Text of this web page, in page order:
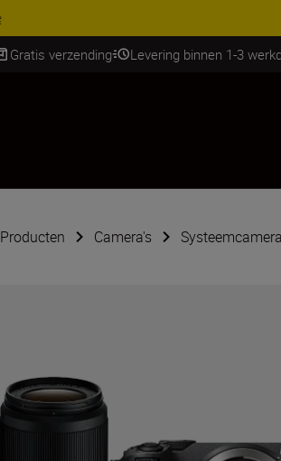
KORTING OP
Gratis verzending Levering binnen 1-3
Producten Camera's